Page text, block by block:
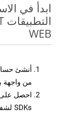
ابدأ في
WEB
أنشئ
من واجهة
SDKs لشفرة مصدر Perl من